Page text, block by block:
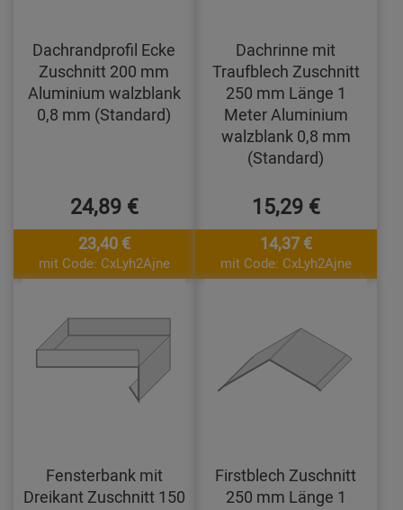
Dachrandprofil Ecke
Zuschnitt 200 mm
Aluminium walzblank
0,8 mm (Standard)
24,89 €
23,40 €
mit Code: CxLyh2Ajne
Dachrinne mit
Traufblech Zuschnitt
250 mm Länge 1
Meter Aluminium
walzblank 0,8 mm
(Standard)
15,29 €
14,37 €
mit Code: CxLyh2Ajne
Fensterbank mit
Dreikant Zuschnitt 150
Firstblech Zuschnitt
250 mm Länge 1